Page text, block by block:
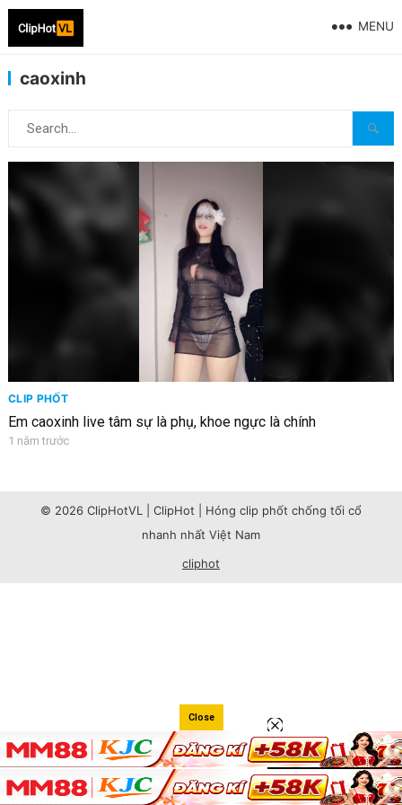
MENU
caoxinh
CLIP PHỐT
Em caoxinh live tâm sự là phụ, khoe ngực là chính
1 năm trước
© 2026 ClipHotVL | ClipHot | Hóng clip phốt chống tối cổ
nhanh nhất Việt Nam
cliphot
Close